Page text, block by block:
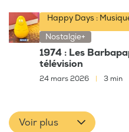
Happy Days :
Nostalgie+
1974 : Les
télévision
24 mars 2026 3 min
Voir plus